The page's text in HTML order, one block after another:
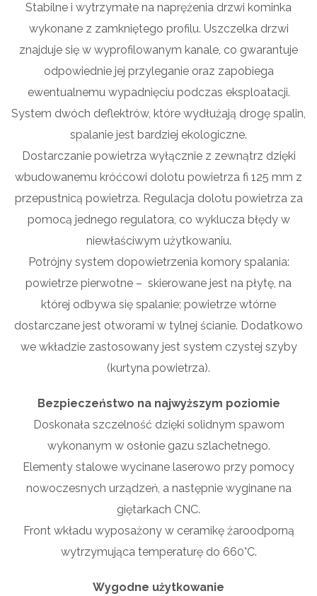
Stabilne i wytrzymałe na naprężenia drzwi kominka
wykonane z zamkniętego profilu. Uszczelka drzwi
znajduje się w wyprofilowanym kanale, co gwarantuje
odpowiednie jej przyleganie oraz zapobiega
ewentualnemu wypadnięciu podczas eksploatacji.
System dwóch deflektrów, które wydłużają drogę spalin,
spalanie jest bardziej ekologiczne.
Dostarczanie powietrza wyłącznie z zewnątrz dzięki
wbudowanemu króćcowi dolotu powietrza fi 125 mm z
przepustnicą powietrza. Regulacja dolotu powietrza za
pomocą jednego regulatora, co wyklucza błędy w
niewłaściwym użytkowaniu.
Potrójny system dopowietrzenia komory spalania:
powietrze pierwotne – skierowane jest na płytę, na
której odbywa się spalanie; powietrze wtórne
dostarczane jest otworami w tylnej ścianie. Dodatkowo
we wkładzie zastosowany jest system czystej szyby
(kurtyna powietrza).
Bezpieczeństwo na najwyższym poziomie
Doskonała szczelność dzięki solidnym spawom
wykonanym w osłonie gazu szlachetnego.
Elementy stalowe wycinane laserowo przy pomocy
nowoczesnych urządzeń, a następnie wyginane na
giętarkach CNC.
Front wkładu wyposażony w ceramikę żaroodporną
wytrzymująca temperaturę do 660°C.
Wygodne użytkowanie